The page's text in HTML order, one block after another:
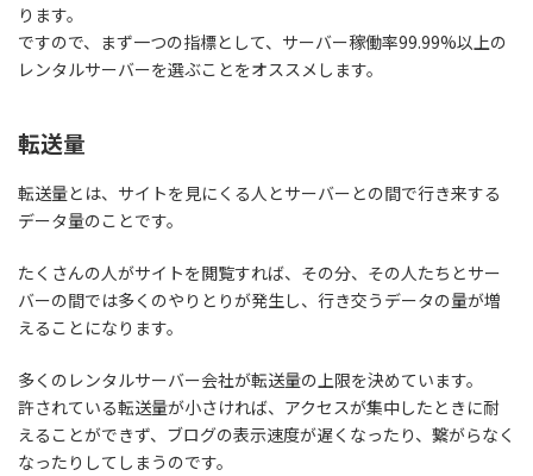
ります。
ですので、まず一つの指標として、 サーバー稼働率99.99%以上の
レンタルサーバーを選ぶことをオススメします。
転送量
転送量とは、サイトを見にくる人とサーバーとの間で行き来する
データ量のことです。
たくさんの人がサイトを閲覧すれば、その分、その人たちとサー
バーの間では多くのやりとりが発生し、行き交うデータの量が増
えることになります。
多くのレンタルサーバー会社が転送量の上限を決めています。
許されている転送量が小さければ、アクセスが集中したときに耐
えることができず、ブログの表示速度が遅くなったり、繋がらなく
なったりしてしまう のです。